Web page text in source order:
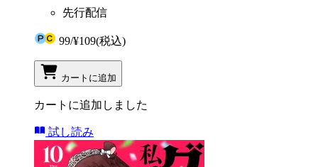
先行配信
99/¥109(税込)
カートに追加
カートに追加しました
試し読み